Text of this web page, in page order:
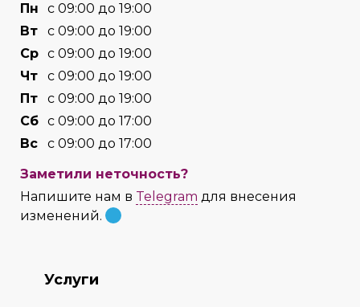
Пн
с 09:00 до 19:00
Вт
с 09:00 до 19:00
Cр с 09:00 до 19:00
Чт
с 09:00 до 19:00
Пт
с 09:00 до 19:00
Сб с 09:00 до 17:00
Вс
с 09:00 до 17:00
Заметили неточность?
Напишите нам в Telegram для внесения
изменений.
Услуги